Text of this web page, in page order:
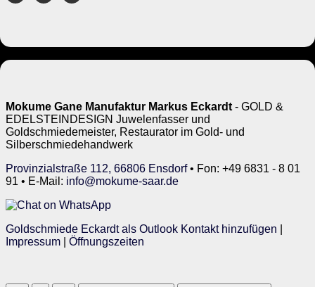
Mokume Gane Manufaktur Markus Eckardt - GOLD &
EDELSTEINDESIGN Juwelenfasser und
Goldschmiedemeister, Restaurator im Gold- und
Silberschmiedehandwerk
Provinzialstraße 112, 66806 Ensdorf• Fon: +49 6831 - 8 01
91 • E-Mail: info@mokume-saar.de
Goldschmiede Eckardt als Outlook Kontakt hinzufügen
Impressum
Öffnungszeiten